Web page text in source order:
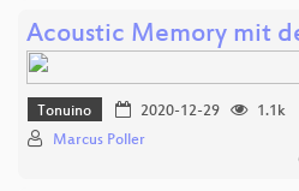
Acoustic Memory mit
Tonuino 2020-12-29
1.1k
Marcus Poller